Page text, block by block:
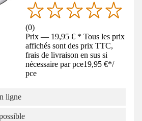
(0)
Prix — 19,95 € * Tous les prix
affichés sont des prix TTC,
frais de livraison en sus si
nécessaire par pce19,95 €*/
pce
ligne